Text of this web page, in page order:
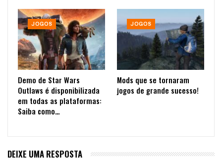
JOGOS
Demo de Star Wars
Outlaws é disponibilizada
em todas as plataformas:
Saiba como…
JOGOS
Mods que se tornaram
jogos de grande sucesso!
DEIXE UMA RESPOSTA